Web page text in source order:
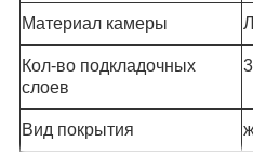
Материал камеры
Кол-во подкладочных
слоев
3
Вид покрытия